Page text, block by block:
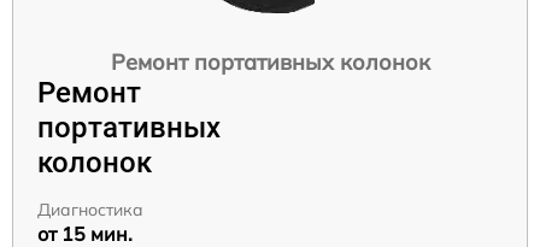
Ремонт портативных колонок
Ремонт
портативных
колонок
Диагностика
от 15 мин.